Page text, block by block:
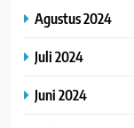
Agustus 2024
Juli 2024
Juni 2024